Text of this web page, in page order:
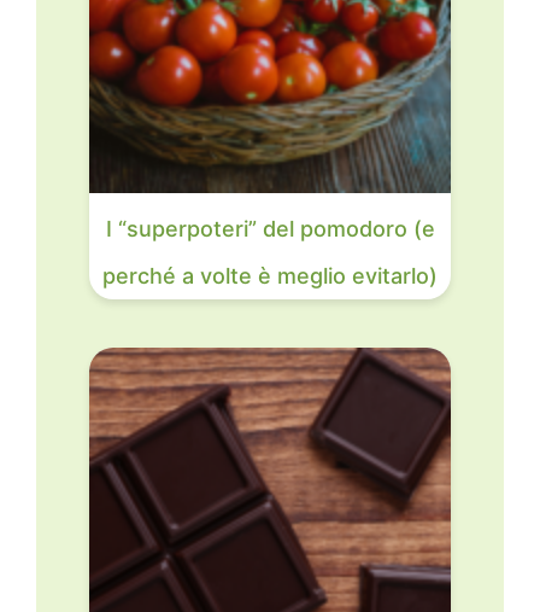
I “superpoteri” del pomodoro (e
perché a volte è meglio evitarlo)